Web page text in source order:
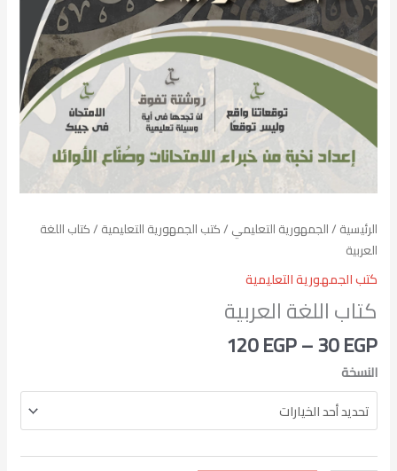
الرئيسية /الجمهورية التعليمي /كتب الجمهورية التعليمية / كتاب اللغة
العربية
كتب الجمهورية التعليمية
كتاب اللغة العربية
30EGP
–
120EGP
النسخة